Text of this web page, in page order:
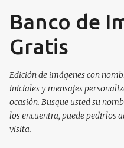
Ir al
Banco de
Gratis
Edición de imágenes con
iniciales y mensajes
ocasión. Busque usted su
los encuentra, puede pedirlos
visita.